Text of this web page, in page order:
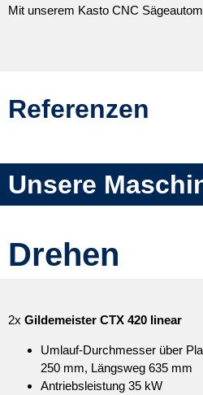
Mit unserem Kasto CNC
Referenzen
Unsere
Drehen
2x Gildemeister CTX 420 linear
Umlauf-Durchmesser über
250 mm, Längsweg 635 mm
Antriebsleistung 35 kW